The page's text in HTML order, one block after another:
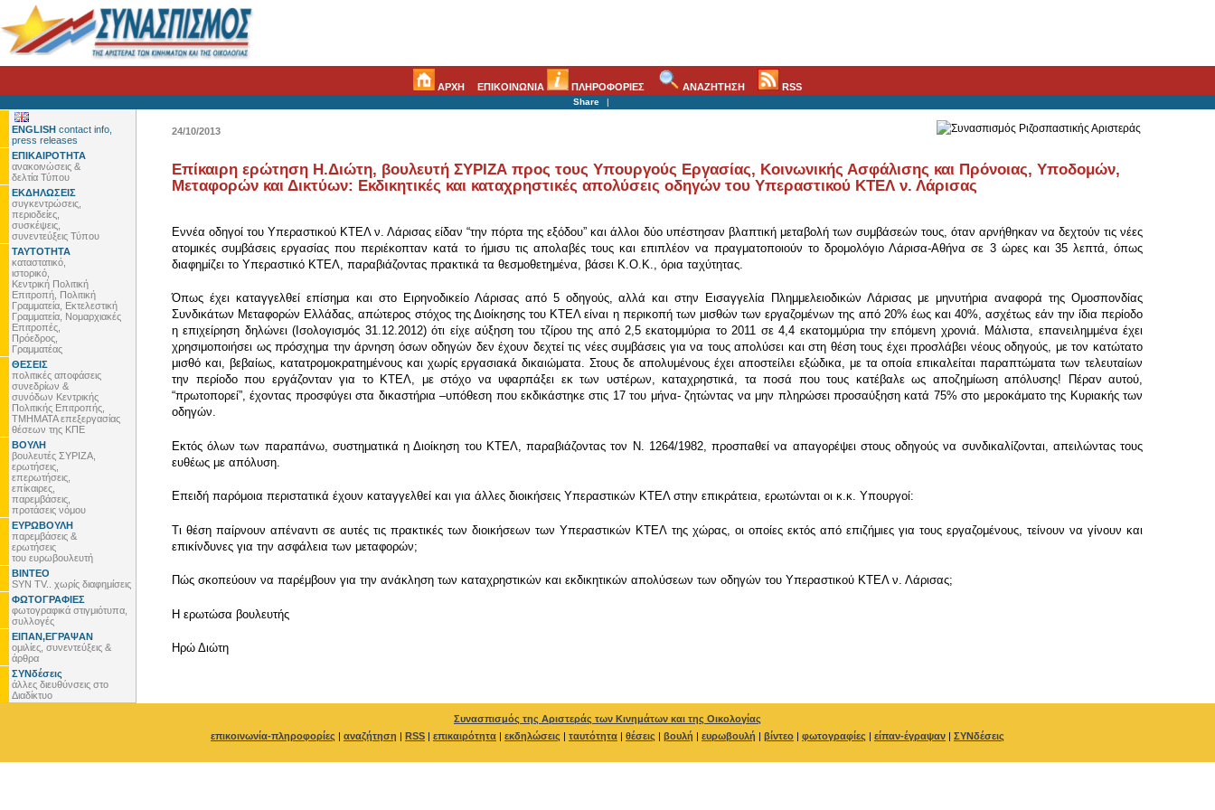
ΑΡΧΗ ΕΠΙΚΟΙΝΩΝΙΑ ΠΛΗΡΟΦΟΡΙΕΣ ΑΝΑΖΗΤΗΣΗ RSS
Share |
ENGLISH contact info,
press releases
ΕΠΙΚΑΙΡΟΤΗΤΑ
ανακοινώσεις &
δελτία Τύπου
ΕΚΔΗΛΩΣΕΙΣ
συγκεντρώσεις,
περιοδείες,
συσκέψεις,
συνεντεύξεις Τύπου
ΤΑΥΤΟΤΗΤΑ
καταστατικό,
ιστορικό,
Κεντρική Πολιτική
Επιτροπή, Πολιτική
Γραμματεία, Εκτελεστική
Γραμματεία, Νομαρχιακές
Επιτροπές,
Πρόεδρος,
Γραμματέας
ΘΕΣΕΙΣ
πολιτικές αποφάσεις
συνεδρίων &
συνόδων Κεντρικής
Πολιτικής Επιτροπής,
ΤΜΗΜΑΤΑ επεξεργασίας
θέσεων της ΚΠΕ
ΒΟΥΛΗ
βουλευτές ΣΥΡΙΖΑ,
ερωτήσεις,
επερωτήσεις,
επίκαιρες,
παρεμβάσεις,
προτάσεις νόμου
ΕΥΡΩΒΟΥΛΗ
παρεμβάσεις &
ερωτήσεις
του ευρωβουλευτή
ΒΙΝΤΕΟ
SYN TV.. χωρίς διαφημίσεις
ΦΩΤΟΓΡΑΦΙΕΣ
φωτογραφικά στιγμιότυπα,
συλλογές
ΕΙΠΑΝ,ΕΓΡΑΨΑΝ
ομιλίες, συνεντεύξεις &
άρθρα
ΣΥΝδέσεις
άλλες διευθύνσεις στο
Διαδίκτυο
24/10/2013
Επίκαιρη ερώτηση Η.Διώτη, βουλευτή ΣΥΡΙΖΑ προς τους Υπουργούς Εργασίας, Κοινωνικής Ασφάλισης και Πρόνοιας, Υποδομών,
Μεταφορών και Δικτύων: Εκδικητικές και καταχρηστικές απολύσεις οδηγών του Υπεραστικού ΚΤΕΛ ν. Λάρισας
Εννέα οδηγοί του Υπεραστικού ΚΤΕΛ ν. Λάρισας είδαν “την πόρτα της εξόδου” και άλλοι δύο υπέστησαν βλαπτική μεταβολή των συμβάσεών τους, όταν αρνήθηκαν να δεχτούν τις νέες
ατομικές συμβάσεις εργασίας που περιέκοπταν κατά το ήμισυ τις απολαβές τους και επιπλέον να πραγματοποιούν το δρομολόγιο Λάρισα-Αθήνα σε 3 ώρες και 35 λεπτά, όπως
διαφημίζει το Υπεραστικό ΚΤΕΛ, παραβιάζοντας πρακτικά τα θεσμοθετημένα, βάσει Κ.Ο.Κ., όρια ταχύτητας.
Όπως έχει καταγγελθεί επίσημα και στο Ειρηνοδικείο Λάρισας από 5 οδηγούς, αλλά και στην Εισαγγελία Πλημμελειοδικών Λάρισας με μηνυτήρια αναφορά της Ομοσπονδίας
Συνδικάτων Μεταφορών Ελλάδας, απώτερος στόχος της Διοίκησης του ΚΤΕΛ είναι η περικοπή των μισθών των εργαζομένων της από 20% έως και 40%, ασχέτως εάν την ίδια περίοδο
η επιχείρηση δηλώνει (Ισολογισμός 31.12.2012) ότι είχε αύξηση του τζίρου της από 2,5 εκατομμύρια το 2011 σε 4,4 εκατομμύρια την επόμενη χρονιά. Μάλιστα, επανειλημμένα έχει
χρησιμοποιήσει ως πρόσχημα την άρνηση όσων οδηγών δεν έχουν δεχτεί τις νέες συμβάσεις για να τους απολύσει και στη θέση τους έχει προσλάβει νέους οδηγούς, με τον κατώτατο
μισθό και, βεβαίως, κατατρομοκρατημένους και χωρίς εργασιακά δικαιώματα. Στους δε απολυμένους έχει αποστείλει εξώδικα, με τα οποία επικαλείται παραπτώματα των τελευταίων
την περίοδο που εργάζονταν για το ΚΤΕΛ, με στόχο να υφαρπάξει εκ των υστέρων, καταχρηστικά, τα ποσά που τους κατέβαλε ως αποζημίωση απόλυσης! Πέραν αυτού,
“πρωτοπορεί”, έχοντας προσφύγει στα δικαστήρια –υπόθεση που εκδικάστηκε στις 17 του μήνα- ζητώντας να μην πληρώσει προσαύξηση κατά 75% στο μεροκάματο της Κυριακής των
οδηγών.
Εκτός όλων των παραπάνω, συστηματικά η Διοίκηση του ΚΤΕΛ, παραβιάζοντας τον Ν. 1264/1982, προσπαθεί να απαγορέψει στους οδηγούς να συνδικαλίζονται, απειλώντας τους
ευθέως με απόλυση.
Επειδή παρόμοια περιστατικά έχουν καταγγελθεί και για άλλες διοικήσεις Υπεραστικών ΚΤΕΛ στην επικράτεια, ερωτώνται οι κ.κ. Υπουργοί:
Τι θέση παίρνουν απέναντι σε αυτές τις πρακτικές των διοικήσεων των Υπεραστικών ΚΤΕΛ της χώρας, οι οποίες εκτός από επιζήμιες για τους εργαζομένους, τείνουν να γίνουν και
επικίνδυνες για την ασφάλεια των μεταφορών;
Πώς σκοπεύουν να παρέμβουν για την ανάκληση των καταχρηστικών και εκδικητικών απολύσεων των οδηγών του Υπεραστικού ΚΤΕΛ ν. Λάρισας;
Η ερωτώσα βουλευτής
Ηρώ Διώτη
Συνασπισμός της Αριστεράς των Κινημάτων και της Οικολογίας
επικοινωνία-πληροφορίες | αναζήτηση | RSS | επικαιρότητα | εκδηλώσεις | ταυτότητα | θέσεις | βουλή | ευρωβουλή | βίντεο | φωτογραφίες | είπαν-έγραψαν | ΣΥΝδέσεις